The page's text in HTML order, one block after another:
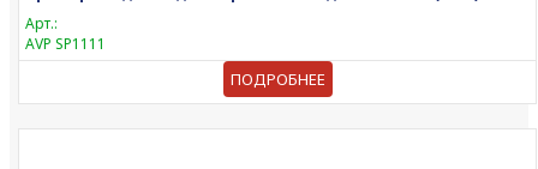
Арт.:
AVP SP1111
ПОДРОБНЕЕ